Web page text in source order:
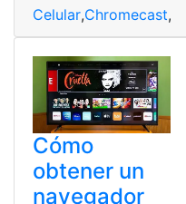
Celular,Chromecast,
Cómo
obtener un
navegador